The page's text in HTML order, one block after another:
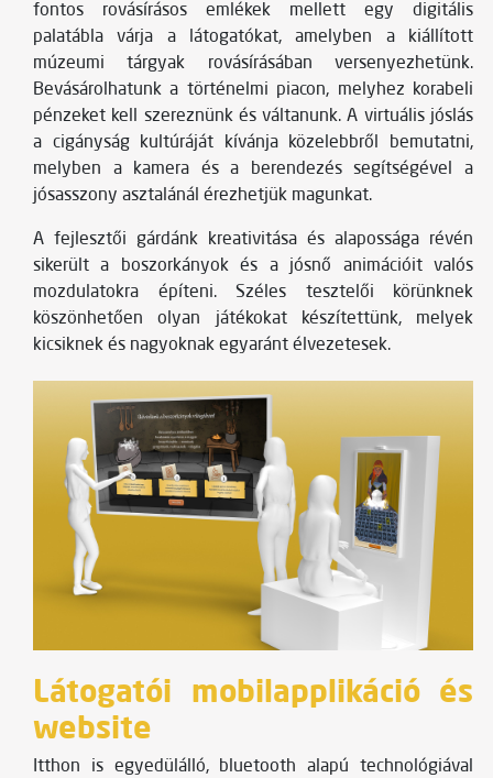
fontos rovásírásos emlékek mellett egy digitális
palatábla várja a látogatókat, amelyben a kiállított
múzeumi tárgyak rovásírásában versenyezhetünk.
Bevásárolhatunk a történelmi piacon, melyhez korabeli
pénzeket kell szereznünk és váltanunk. A virtuális jóslás
a cigányság kultúráját kívánja közelebbről bemutatni,
melyben a kamera és a berendezés segítségével a
jósasszony asztalánál érezhetjük magunkat.
A fejlesztői gárdánk kreativitása és alapossága révén
sikerült a boszorkányok és a jósnő animációit valós
mozdulatokra építeni. Széles tesztelői körünknek
köszönhetően olyan játékokat készítettünk, melyek
kicsiknek és nagyoknak egyaránt élvezetesek.
Látogatói mobilapplikáció és
website
Itthon is egyedülálló, bluetooth alapú technológiával